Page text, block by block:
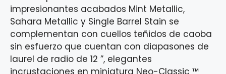
impresionantes acabados Mint Metallic,
Sahara Metallic y Single Barrel Stain se
complementan con cuellos teñidos de caoba
sin esfuerzo que cuentan con diapasones de
laurel de radio de 12 ”, elegantes
incrustaciones en miniatura Neo-Classic ™